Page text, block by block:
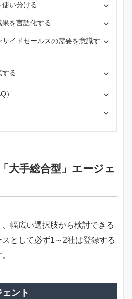
い分ける
果を言語化する
イドセールスの需要を意識す
る
）
大手総合型」エージェ
幅広い選択肢から検討できる
として必ず1～2社は登録する
ント